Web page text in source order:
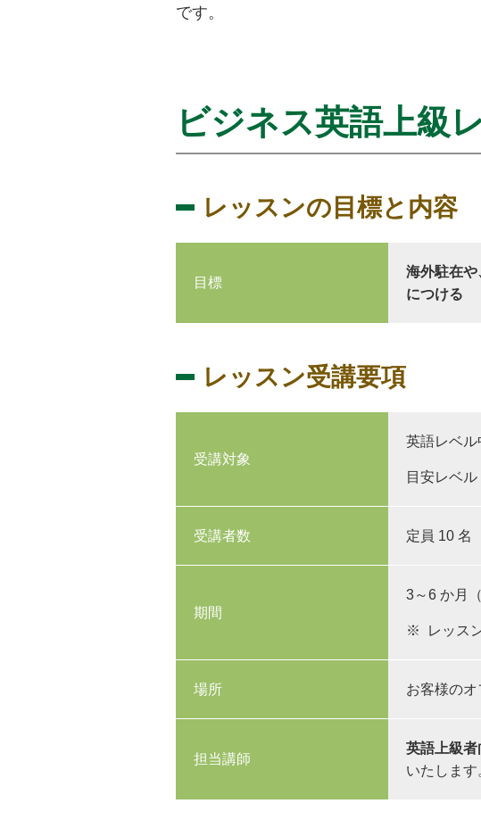
です。
ビジネス英語上級
レッスンの目標と内容
目標
海外駐在
につける
レッスン受講要項
受講対象
英語レベ
目安レベ
受講者数 定員 10 名
期間
3～6 か月
レッス
場所 お客様の
担当講師
英語上級
いたしま